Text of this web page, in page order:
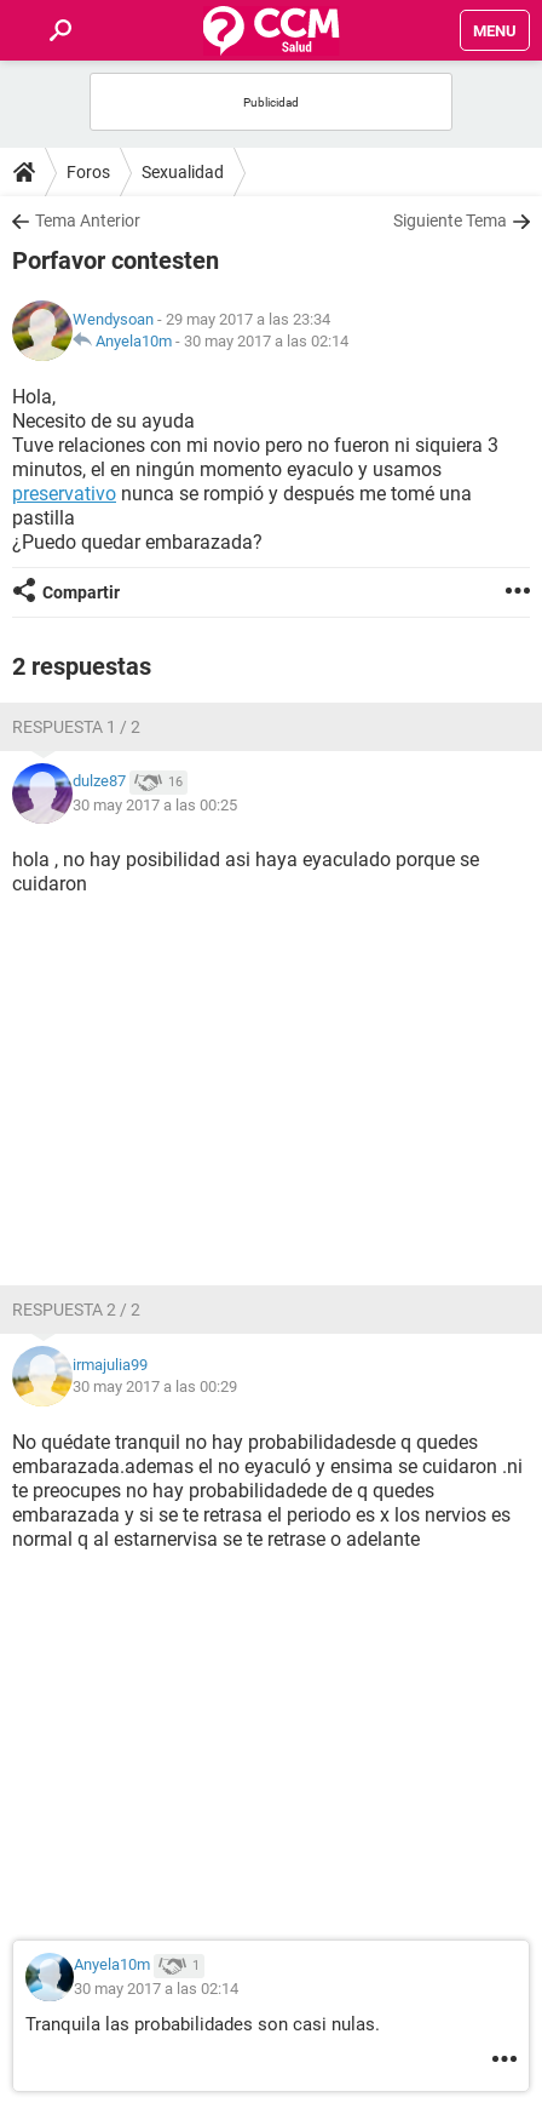
MENU
FOROS
SALUD
NUTRICIÓN
BIENESTAR
SEXUALIDAD
GLOSARIO
Foros Sexualidad
Tema Anterior Siguiente Tema
Porfavor contesten
Wendysoan - 29 may 2017 a las 23:34
Anyela10m - 30 may 2017 a las 02:14
Hola,
Necesito de su ayuda
Tuve relaciones con mi novio pero no fueron ni siquiera 3
minutos, el en ningún momento eyaculo y usamos
preservativo nunca se rompió y después me tomé una
pastilla
¿Puedo quedar embarazada?
Compartir
2 respuestas
RESPUESTA 1 / 2
dulze87 16
30 may 2017 a las 00:25
hola , no hay posibilidad asi haya eyaculado porque se
cuidaron
RESPUESTA 2 / 2
irmajulia99
30 may 2017 a las 00:29
No quédate tranquil no hay probabilidadesde q quedes
embarazada.ademas el no eyaculó y ensima se cuidaron .ni
te preocupes no hay probabilidadede de q quedes
embarazada y si se te retrasa el periodo es x los nervios es
normal q al estarnervisa se te retrase o adelante
Anyela10m 1
30 may 2017 a las 02:14
Tranquila las probabilidades son casi nulas.